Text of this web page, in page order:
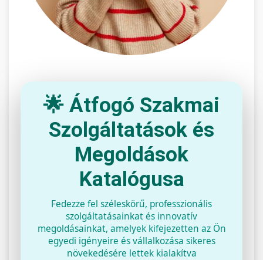
🌟 Átfogó Szakmai
Szolgáltatások és
Megoldások
Katalógusa
Fedezze fel széleskörű, professzionális
szolgáltatásainkat és innovatív
megoldásainkat, amelyek kifejezetten az Ön
egyedi igényeire és vállalkozása sikeres
növekedésére lettek kialakítva